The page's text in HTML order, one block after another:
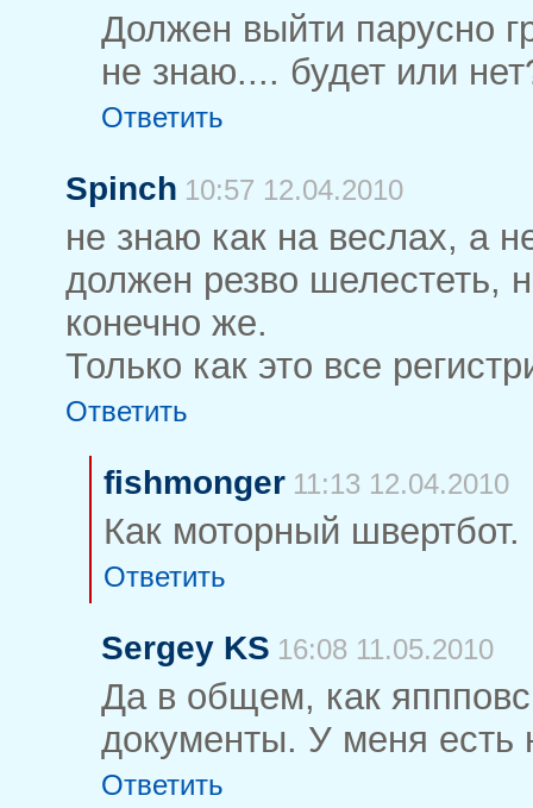
Должен выйти парусно
не знаю.... будет или
Ответить
Spinch 10:57 12.04.2010
не знаю как на веслах, а
должен резво шелестеть,
конечно же.
Только как это все
Ответить
fishmonger 11:13 12.04.2010
Как моторный швертбот.
Ответить
Sergey KS 16:08 11.05.2010
Да в общем, как
документы. У меня есть
Ответить